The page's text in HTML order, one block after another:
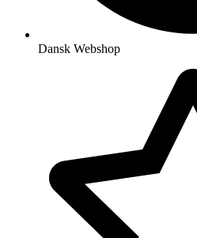
Dansk Webshop